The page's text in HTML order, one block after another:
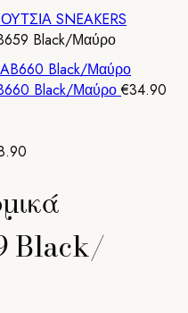
SNEAKERS
Black/Μαύρο
Black/Μαύρο€34.90
Black/